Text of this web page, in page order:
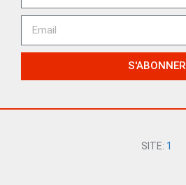
S'ABONNER
SITE: 1